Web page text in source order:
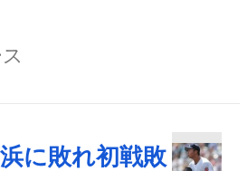
に敗れ初戦敗